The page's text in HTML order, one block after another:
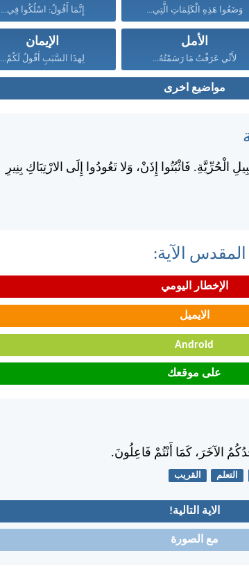
وَضَعُوا هَذِهِ الْكَلِمَاتِ الَّتِي... إِنَّمَا أَقُولُ: اسْلُكُوا فِي...
الأمل
لأَنِّي عَرَفْتُ مَا رَسَمْتُهُ...
الإيمان
لِهذَا السَّبَبِ أَقُولُ لَكُمْ...
مواضيع اخرى
فَاثْبُتُوا إِذَنْ، وَلا تَعُودُوا إِلَى الارْتِبَاكِ بِنِيرِ
المقدس الآية:
الإخطار اليومي
الايميل
Android
على موقعك
الآخَرَ، كَمَا أَنْتُمْ فَاعِلُونَ.
التعلم القريب
الاية التالية!
مع الصورة